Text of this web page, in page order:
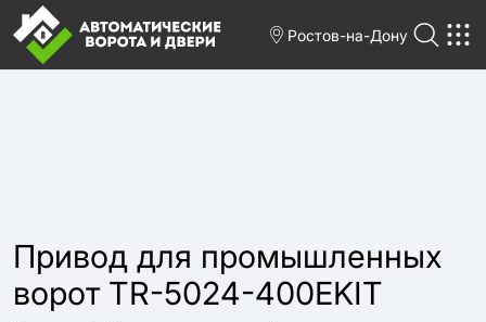
Ростов-на-Дону
Привод для промышленных
ворот TR-5024-400EKIT